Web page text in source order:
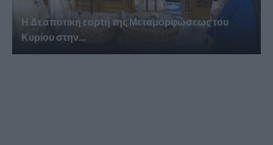
Η Δεσποτική εορτή της Μεταμορφώσεως του
Κυρίου στην...